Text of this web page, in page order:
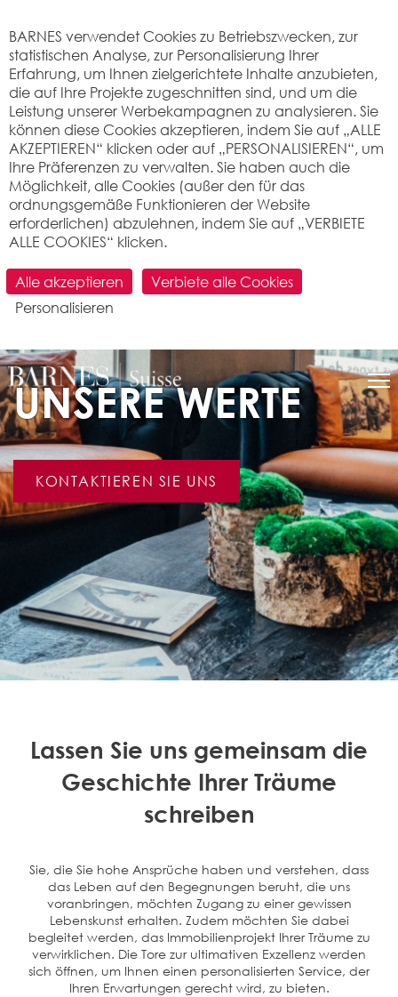
UNSERE WERTE
KONTAKTIEREN SIE UNS
Lassen Sie uns gemeinsam die
Geschichte Ihrer Träume
schreiben
Sie, die Sie hohe Ansprüche haben und verstehen, dass
das Leben auf den Begegnungen beruht, die uns
voranbringen, möchten Zugang zu einer gewissen
Lebenskunst erhalten. Zudem möchten Sie dabei
begleitet werden, das Immobilienprojekt Ihrer Träume zu
verwirklichen. Die Tore zur ultimativen Exzellenz werden
sich öffnen, um Ihnen einen personalisierten Service, der
Ihren Erwartungen gerecht wird, zu bieten.
BARNES verwendet Cookies zu Betriebszwecken, zur
statistischen Analyse, zur Personalisierung Ihrer
Erfahrung, um Ihnen zielgerichtete Inhalte anzubieten,
die auf Ihre Projekte zugeschnitten sind, und um die
Leistung unserer Werbekampagnen zu analysieren. Sie
können diese Cookies akzeptieren, indem Sie auf „ALLE
AKZEPTIEREN“ klicken oder auf „PERSONALISIEREN“, um
Ihre Präferenzen zu verwalten. Sie haben auch die
Möglichkeit, alle Cookies (außer den für das
ordnungsgemäße Funktionieren der Website
erforderlichen) abzulehnen, indem Sie auf „VERBIETE
ALLE COOKIES“ klicken.
Alle akzeptieren
Verbiete alle Cookies
Personalisieren